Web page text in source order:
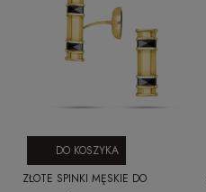
ZŁOTE SPINKI MĘSKIE DO
DO KOSZYKA